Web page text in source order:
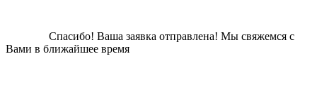
Спасибо! Ваша заявка отправлена! Мы свяжемся с
Вами в ближайшее время